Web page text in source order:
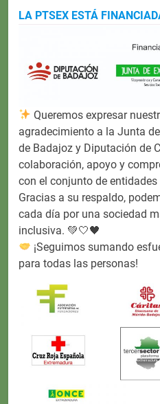
LA PTSEX ESTÁ
Queremos expresar
agradecimiento a la Junta
de Badajoz y Diputación de
colaboración, apoyo y
con el conjunto de
Gracias a su respaldo,
cada día por una sociedad
inclusiva. 💚🤍🖤
¡Seguimos sumando
para todas las personas!